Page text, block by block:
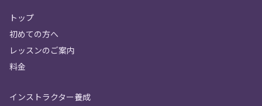
トップ
初めての方へ
レッスンのご案内
料金
インストラクター養成